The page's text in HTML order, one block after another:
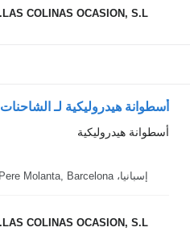
LAS COLINAS OCASION, S.L.
أسطوانة هيدروليكية لـ الشاحنات DAF XF 105
أسطوانة هيدروليكية
إسبانيا، Sant Pere Molanta, Barcelona
LAS COLINAS OCASION, S.L.